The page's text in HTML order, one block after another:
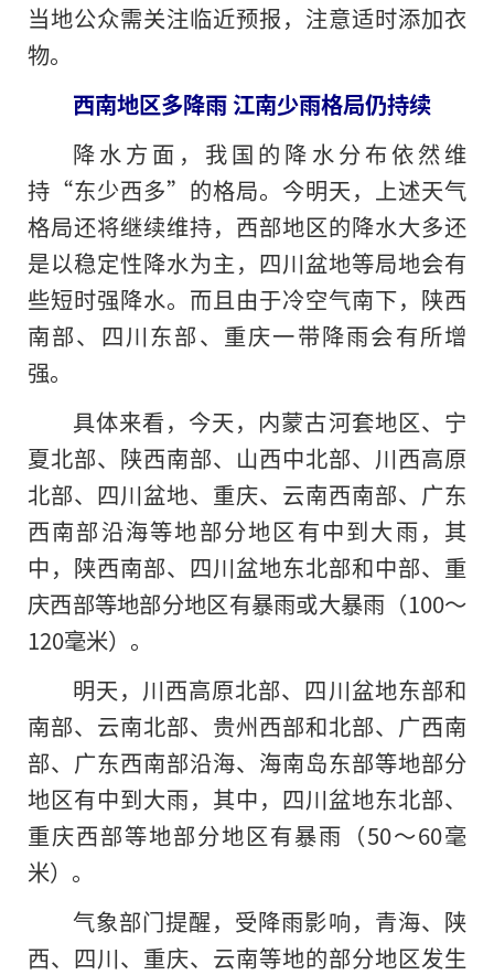
当地公众需关注临近预报，注意适时添加衣
物。
西南地区多降雨 江南少雨格局仍持续
降水方面，我国的降水分布依然维
持“东少西多”的格局。今明天，上述天气
格局还将继续维持，西部地区的降水大多还
是以稳定性降水为主，四川盆地等局地会有
些短时强降水。而且由于冷空气南下，陕西
南部、四川东部、重庆一带降雨会有所增
强。
具体来看，今天，内蒙古河套地区、宁
夏北部、陕西南部、山西中北部、川西高原
北部、四川盆地、重庆、云南西南部、广东
西南部沿海等地部分地区有中到大雨，其
中，陕西南部、四川盆地东北部和中部、重
庆西部等地部分地区有暴雨或大暴雨（100～
120毫米）。
明天，川西高原北部、四川盆地东部和
南部、云南北部、贵州西部和北部、广西南
部、广东西南部沿海、海南岛东部等地部分
地区有中到大雨，其中，四川盆地东北部、
重庆西部等地部分地区有暴雨（50～60毫
米）。
气象部门提醒，受降雨影响，青海、陕
西、四川、重庆、云南等地的部分地区发生